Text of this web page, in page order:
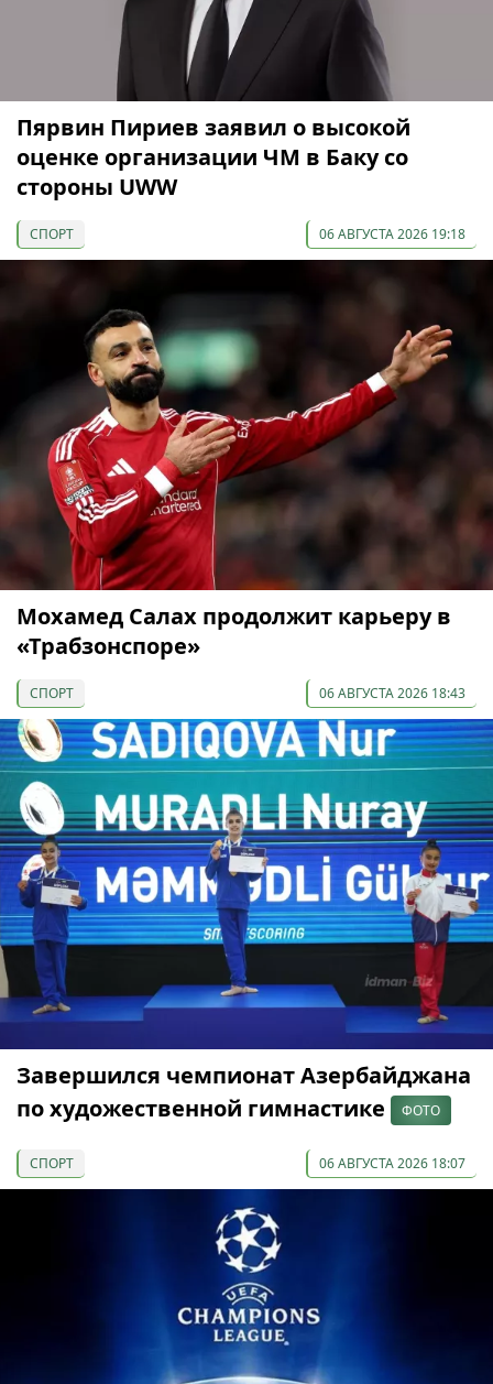
Пярвин Пириев заявил о высокой
оценке организации ЧМ в Баку со
стороны UWW
СПОРТ 06 АВГУСТА 2026 19:18
Мохамед Салах продолжит карьеру в
«Трабзонспоре»
СПОРТ 06 АВГУСТА 2026 18:43
Завершился чемпионат Азербайджана
по художественной гимнастике
ФОТО
СПОРТ 06 АВГУСТА 2026 18:07